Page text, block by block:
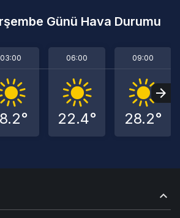
Günü Hava Durumu
03:00 06:00
22.4°
09:00
28.2°